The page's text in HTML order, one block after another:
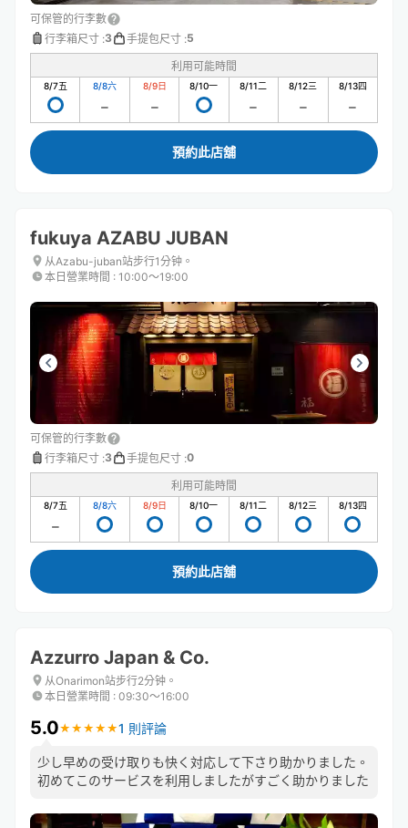
可保管的行李數
行李箱尺寸 :3 手提包尺寸 :5
利用可能時間
8/7五 8/8六 8/9日 8/10一 8/11二 8/12三 8/13四
預約此店舖
fukuya AZABU JUBAN
从Azabu-juban站步行1分钟。
本日營業時間 : 10:00〜19:00
可保管的行李數
行李箱尺寸 :3 手提包尺寸 :0
利用可能時間
8/7五 8/8六 8/9日 8/10一 8/11二 8/12三 8/13四
預約此店舖
Azzurro Japan & Co.
从Onarimon站步行2分钟。
本日營業時間 : 09:30〜16:00
5.0★ ★ ★ ★ ★
★ ★ ★ ★ ★1 則評論
少し早めの受け取りも快く対応して下さり助かりました。
初めてこのサービスを利用しましたがすごく助かりました